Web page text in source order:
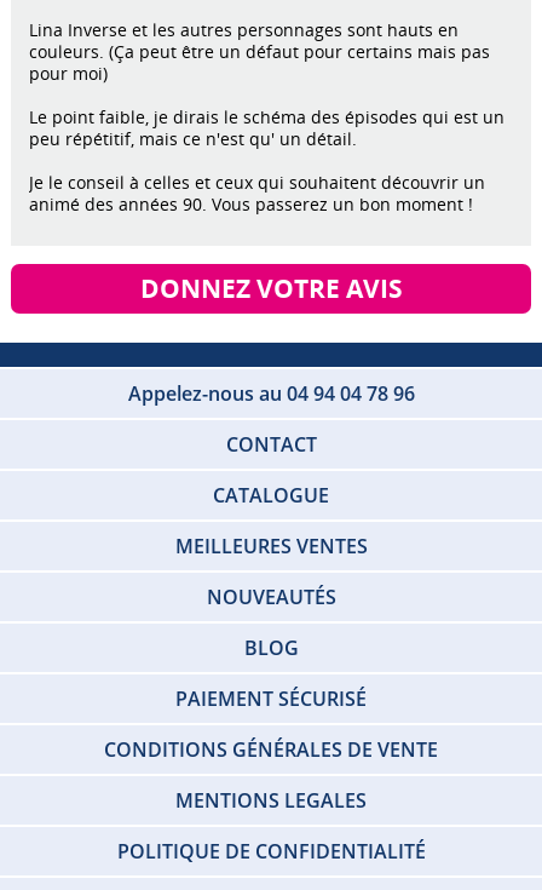
Lina Inverse et les autres personnages sont hauts en
couleurs. (Ça peut être un défaut pour certains mais pas
pour moi)
Le point faible, je dirais le schéma des épisodes qui est un
peu répétitif, mais ce n'est qu' un détail.
Je le conseil à celles et ceux qui souhaitent découvrir un
animé des années 90. Vous passerez un bon moment !
DONNEZ VOTRE AVIS
Appelez-nous au 04 94 04 78 96
CONTACT
CATALOGUE
MEILLEURES VENTES
NOUVEAUTÉS
BLOG
PAIEMENT SÉCURISÉ
CONDITIONS GÉNÉRALES DE VENTE
MENTIONS LEGALES
POLITIQUE DE CONFIDENTIALITÉ